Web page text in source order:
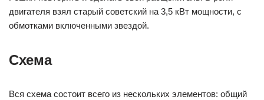
двигателя взял старый советский на 3,5 кВт мощности, с
обмотками включенными звездой.
Схема
Вся схема состоит всего из нескольких элементов: общий